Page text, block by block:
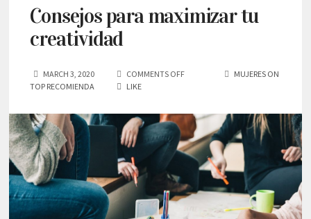
Consejos para maximizar tu
creatividad
MARCH 3, 2020 COMMENTS OFF
MUJERES ON
TOP RECOMIENDA
LIKE